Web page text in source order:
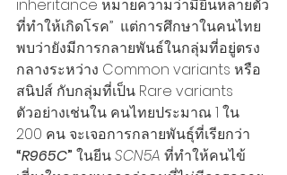
inheritance หมายความว่ามียีนหลายตัว
ที่ทำให้เกิดโรค”  แต่การศึกษาในคนไทย
พบว่ายังมีการกลายพันธ์ในกลุ่มที่อยู่ตรง
กลางระหว่าง Common variants หรือ
สนิปส์ กับกลุ่มที่เป็น Rare variants
ตัวอย่างเช่นใน คนไทยประมาณ 1 ใน
200 คน จะเจอการกลายพันธุ์ที่เรียกว่า
“R965C” ในยีน SCN5A ที่ทำให้คนไข้